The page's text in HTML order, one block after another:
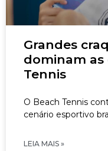
Grandes
dominam as
Tennis
O Beach Tennis
cenário esportivo
LEIA MAIS »